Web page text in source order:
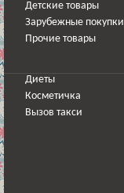
Детские товары
Зарубежные покупки
Прочие товары
Диеты
Косметичка
Вызов такси